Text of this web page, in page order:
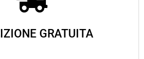
GRATUITA